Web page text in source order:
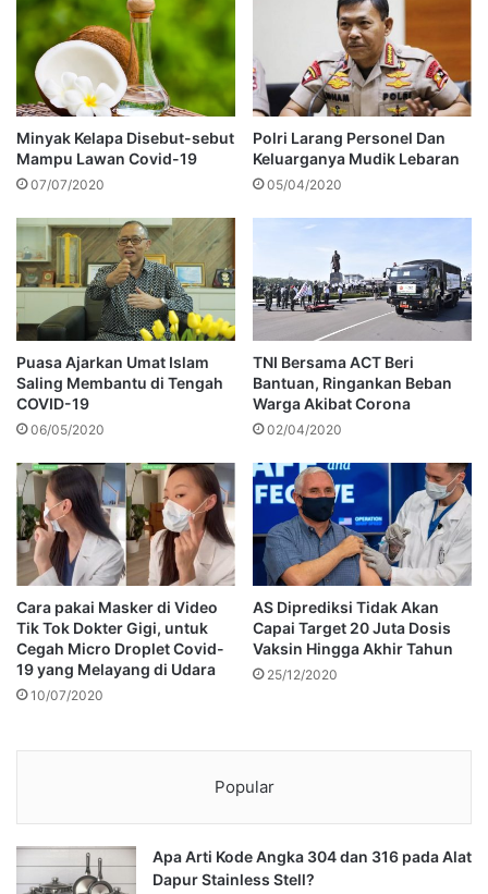
Minyak Kelapa Disebut-sebut
Mampu Lawan Covid-19
07/07/2020
Polri Larang Personel Dan
Keluarganya Mudik Lebaran
05/04/2020
Puasa Ajarkan Umat Islam
Saling Membantu di Tengah
COVID-19
06/05/2020
TNI Bersama ACT Beri
Bantuan, Ringankan Beban
Warga Akibat Corona
02/04/2020
Cara pakai Masker di Video
Tik Tok Dokter Gigi, untuk
Cegah Micro Droplet Covid-
19 yang Melayang di Udara
10/07/2020
AS Diprediksi Tidak Akan
Capai Target 20 Juta Dosis
Vaksin Hingga Akhir Tahun
25/12/2020
Popular
Apa Arti Kode Angka 304 dan 316 pada Alat
Dapur Stainless Stell?